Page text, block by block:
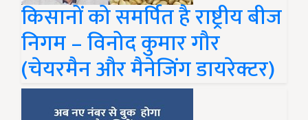
किसानों को समर्पित है राष्ट्रीय बीज
निगम – विनोद कुमार गौर
(चेयरमैन और मैनेजिंग डायरेक्टर)